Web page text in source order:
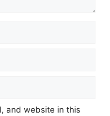
and website in this